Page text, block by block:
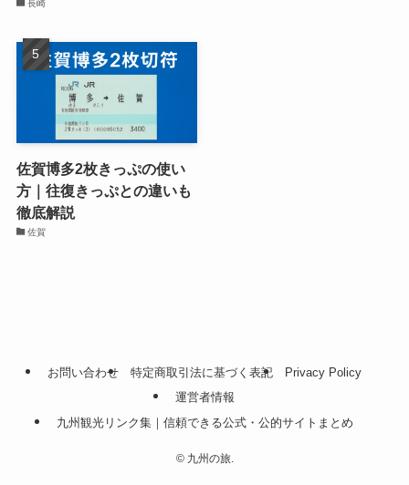
長崎
佐賀博多2枚きっぷの使い
方｜往復きっぷとの違いも
徹底解説
佐賀
お問い合わせ 特定商取引法に基づく表記
Privacy Policy
運営者情報
九州観光リンク集｜信頼できる公式・公的サイトまとめ
©九州の旅.